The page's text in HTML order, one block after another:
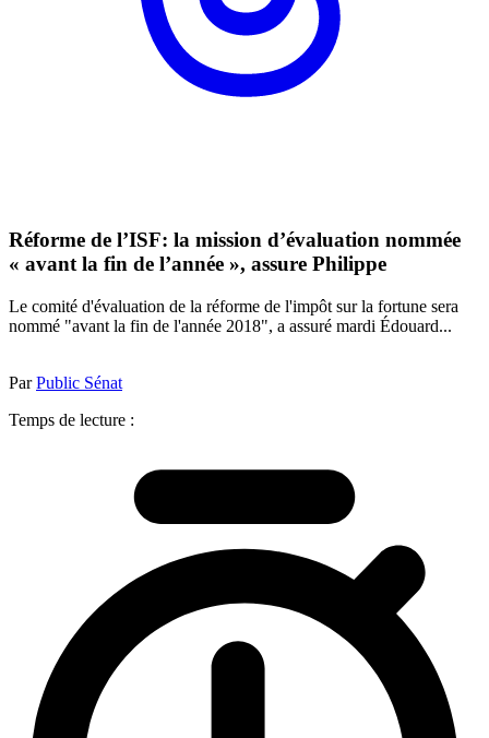
Réforme de l’ISF: la mission d’évaluation nommée
« avant la fin de l’année », assure Philippe
Le comité d'évaluation de la réforme de l'impôt sur la fortune sera
nommé "avant la fin de l'année 2018", a assuré mardi Édouard...
ParPublic Sénat
Temps de lecture :